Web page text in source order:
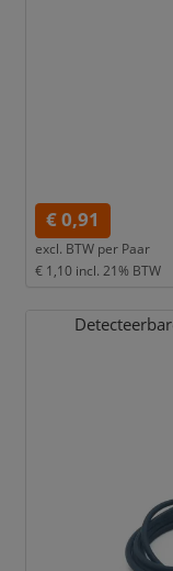
€ 0,91
excl. BTW per Paar
€ 1,10 incl. 21% BTW